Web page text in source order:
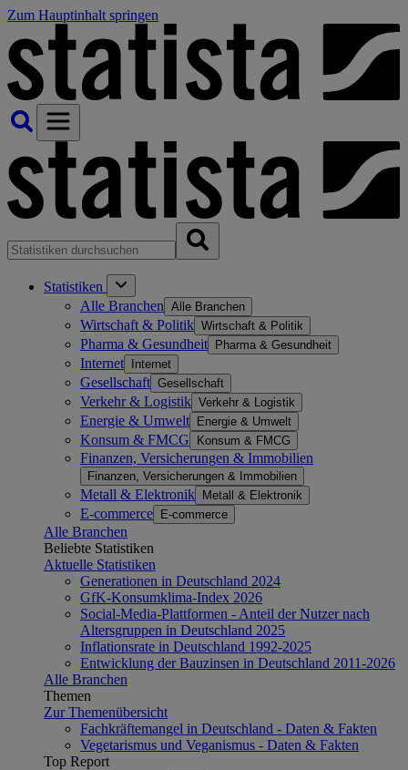
Zum Hauptinhalt springen
Statistiken
Alle Branchen Alle Branchen
Wirtschaft & Politik Wirtschaft & Politik
Pharma & Gesundheit Pharma & Gesundheit
Internet Internet
Gesellschaft Gesellschaft
Verkehr & Logistik Verkehr & Logistik
Energie & Umwelt Energie & Umwelt
Konsum & FMCG Konsum & FMCG
Finanzen, Versicherungen & Immobilien
Finanzen, Versicherungen & Immobilien
Metall & Elektronik Metall & Elektronik
E-commerce E-commerce
Alle Branchen
Beliebte Statistiken
Aktuelle Statistiken
Generationen in Deutschland 2024
GfK-Konsumklima-Index 2026
Social-Media-Plattformen - Anteil der Nutzer nach
Altersgruppen in Deutschland 2025
Inflationsrate in Deutschland 1992-2025
Entwicklung der Bauzinsen in Deutschland 2011-2026
Alle Branchen
Themen
Zur Themenübersicht
Fachkräftemangel in Deutschland - Daten & Fakten
Vegetarismus und Veganismus - Daten & Fakten
Top Report